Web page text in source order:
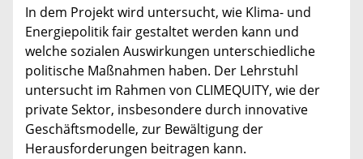
In dem Projekt wird untersucht, wie Klima- und
Energiepolitik fair gestaltet werden kann und
welche sozialen Auswirkungen unterschiedliche
politische Maßnahmen haben. Der Lehrstuhl
untersucht im Rahmen von CLIMEQUITY, wie der
private Sektor, insbesondere durch innovative
Geschäftsmodelle, zur Bewältigung der
Herausforderungen beitragen kann.